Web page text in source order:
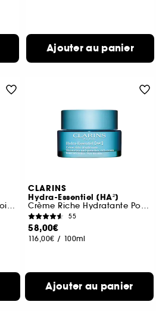
Ajouter au panier
Baume Super Hydratant Soin hydratant jour visage
CLARINS
Hydra-Essentiel [HA²]
Crème Riche Hydratante Pour Peaux très sèches
55
58,00€
116,00€ / 100ml
Ajouter au panier